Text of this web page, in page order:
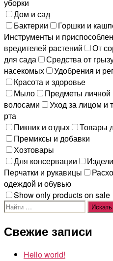
уборки
Дом и сад
Бактерии
Горшки и
Инструменты и
вредителей растений
От
для сада
Средства от
насекомых
Удобрения и
Красота и здоровье
Мыло
Предметы личной
волосами
Уход за лицом и
рта
Пикник и отдых
Товары
Премиксы и добавки
Хозтовары
Для консервации
Перчатки и рукавицы
одеждой и обувью
Show only products on sale
Поиск:
Свежие записи
Hello world!